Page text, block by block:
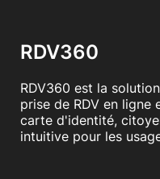
RDV360
RDV360 est la
prise de RDV en ligne
carte d'identité,
intuitive pour les